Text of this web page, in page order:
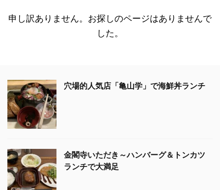
申し訳ありません。お探しのページはありませんで
した。
穴場的人気店「亀山学」で海鮮丼ランチ
金閣寺いただき～ハンバーグ＆トンカツ
ランチで大満足